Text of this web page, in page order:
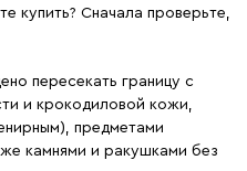
купить? Сначала проверьте,
пересекать границу с
и крокодиловой кожи,
предметами
камнями и ракушками без